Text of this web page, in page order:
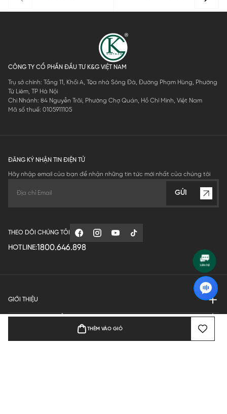
THÊM VÀO GIỎ
CÔNG TY CỔ PHẦN ĐẦU TƯ K&G VIỆT NAM
Trụ sở chính: Tầng 11, Khối A, Tòa nhà Sông Đà, Đường Phạm Hùng, Phường
Từ Liêm, TP Hà Nội
Chi Nhánh: 84 Nguyễn Trãi, Phường Chợ Quán, Hồ Chí Minh, Việt Nam
Mã số thuế: 0105911105
ĐĂNG KÝ NHẬN TIN ĐIỆN TỬ
Hãy nhập email của bạn để nhận những tin tức mới nhất của chúng tôi
GỬI
THEO DÕI CHÚNG TÔI
HOTLINE:1800.646.898
GIỚI THIỆU
QUY ĐỊNH HOẠT ĐỘNG